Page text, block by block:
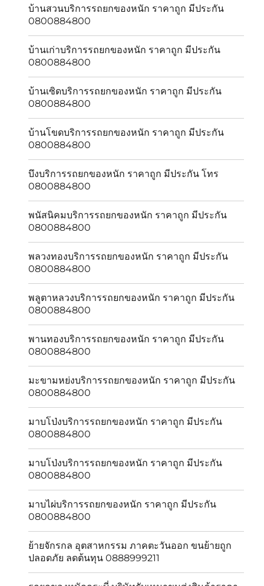
บ้านสวนบริการรถยกของหนัก ราคาถูก มีประกัน
0800884800
บ้านเก่าบริการรถยกของหนัก ราคาถูก มีประกัน
0800884800
บ้านเซิดบริการรถยกของหนัก ราคาถูก มีประกัน
0800884800
บ้านโขดบริการรถยกของหนัก ราคาถูก มีประกัน
0800884800
บึงบริการรถยกของหนัก ราคาถูก มีประกัน โทร
0800884800
พนัสนิคมบริการรถยกของหนัก ราคาถูก มีประกัน
0800884800
พลวงทองบริการรถยกของหนัก ราคาถูก มีประกัน
0800884800
พลูตาหลวงบริการรถยกของหนัก ราคาถูก มีประกัน
0800884800
พานทองบริการรถยกของหนัก ราคาถูก มีประกัน
0800884800
มะขามหย่งบริการรถยกของหนัก ราคาถูก มีประกัน
0800884800
มาบโป่งบริการรถยกของหนัก ราคาถูก มีประกัน
0800884800
มาบโป่งบริการรถยกของหนัก ราคาถูก มีประกัน
0800884800
มาบไผ่บริการรถยกของหนัก ราคาถูก มีประกัน
0800884800
ย้ายจักรกล อุตสาหกรรม ภาคตะวันออก ขนย้ายถูก
ปลอดภัย ลดต้นทุน 0888999211